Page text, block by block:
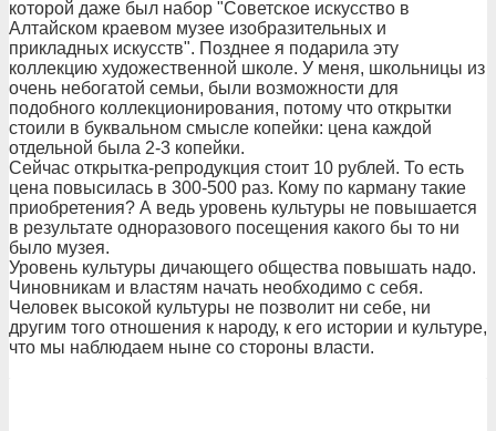
которой даже был набор "Советское искусство в
Алтайском краевом музее изобразительных и
прикладных искусств". Позднее я подарила эту
коллекцию художественной школе. У меня, школьницы из
очень небогатой семьи, были возможности для
подобного коллекционирования, потому что открытки
стоили в буквальном смысле копейки: цена каждой
отдельной была 2-3 копейки.
Сейчас открытка-репродукция стоит 10 рублей. То есть
цена повысилась в 300-500 раз. Кому по карману такие
приобретения? А ведь уровень культуры не повышается
в результате одноразового посещения какого бы то ни
было музея.
Уровень культуры дичающего общества повышать надо.
Чиновникам и властям начать необходимо с себя.
Человек высокой культуры не позволит ни себе, ни
другим того отношения к народу, к его истории и культуре,
что мы наблюдаем ныне со стороны власти.